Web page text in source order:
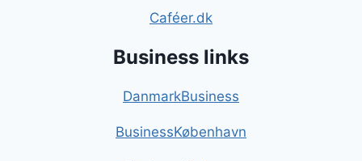
Caféer.dk
Business links
DanmarkBusiness
BusinessKøbenhavn